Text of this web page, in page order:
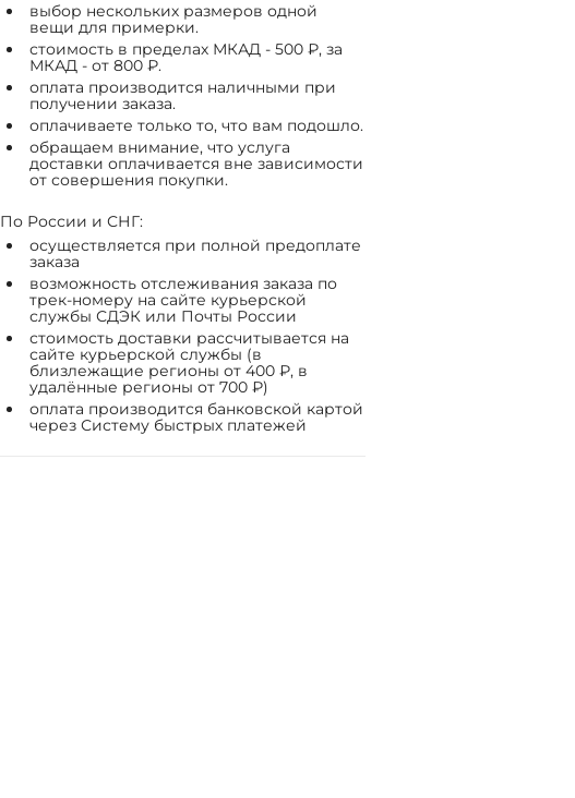
выбор нескольких размеров одной
вещи для примерки.
стоимость в пределах МКАД - 500 ₽, за
МКАД - от 800 ₽.
оплата производится наличными при
получении заказа.
оплачиваете только то, что вам подошло.
обращаем внимание, что услуга
доставки оплачивается вне зависимости
от совершения покупки.
По России и СНГ:
осуществляется при полной предоплате
заказа
возможность отслеживания заказа по
трек-номеру на сайте курьерской
службы СДЭК или Почты России
стоимость доставки рассчитывается на
сайте курьерской службы (в
близлежащие регионы от 400 ₽, в
удалённые регионы от 700 ₽)
оплата производится банковской картой
через Систему быстрых платежей